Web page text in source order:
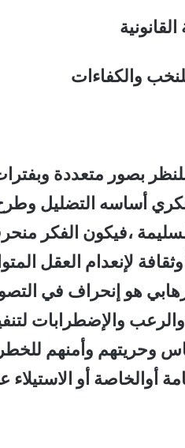
والكفاءات
بصور متعددة
أساسه التضليل
،فيكون الفكر
لإنعدام العقل
هو إنحراف في
والرعب والإضطرابات
وحريتهم وأمنهم للخطر
أوالخاصة أو الاستيلاء